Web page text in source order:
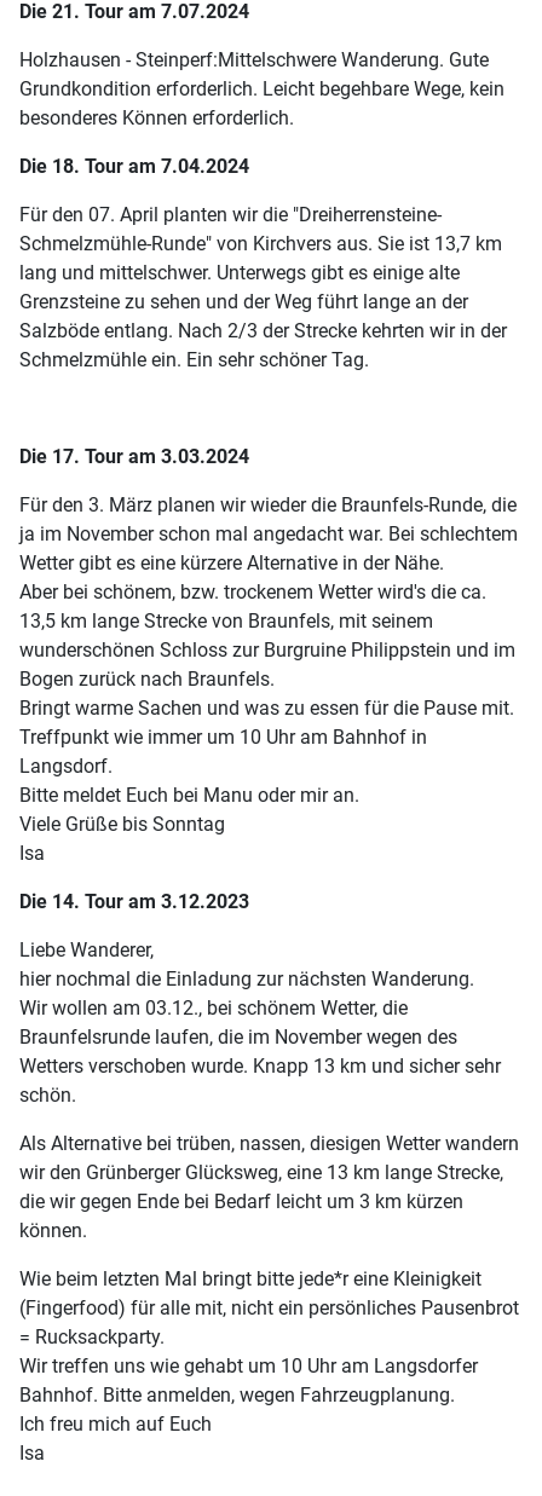
Die 21. Tour am 7.07.2024
Holzhausen - Steinperf:Mittelschwere Wanderung. Gute
Grundkondition erforderlich. Leicht begehbare Wege, kein
besonderes Können erforderlich.
Die 18. Tour am 7.04.2024
Für den 07. April planten wir die "Dreiherrensteine-
Schmelzmühle-Runde" von Kirchvers aus. Sie ist 13,7 km
lang und mittelschwer. Unterwegs gibt es einige alte
Grenzsteine zu sehen und der Weg führt lange an der
Salzböde entlang. Nach 2/3 der Strecke kehrten wir in der
Schmelzmühle ein. Ein sehr schöner Tag.
Die 17. Tour am 3.03.2024
Für den 3. März planen wir wieder die Braunfels-Runde, die
ja im November schon mal angedacht war. Bei schlechtem
Wetter gibt es eine kürzere Alternative in der Nähe.
Aber bei schönem, bzw. trockenem Wetter wird's die ca.
13,5 km lange Strecke von Braunfels, mit seinem
wunderschönen Schloss zur Burgruine Philippstein und im
Bogen zurück nach Braunfels.
Bringt warme Sachen und was zu essen für die Pause mit.
Treffpunkt wie immer um 10 Uhr am Bahnhof in
Langsdorf.
Bitte meldet Euch bei Manu oder mir an.
Viele Grüße bis Sonntag
Isa
Die 14. Tour am 3.12.2023
Liebe Wanderer,
hier nochmal die Einladung zur nächsten Wanderung.
Wir wollen am 03.12., bei schönem Wetter, die
Braunfelsrunde laufen, die im November wegen des
Wetters verschoben wurde. Knapp 13 km und sicher sehr
schön.
Als Alternative bei trüben, nassen, diesigen Wetter wandern
wir den Grünberger Glücksweg, eine 13 km lange Strecke,
die wir gegen Ende bei Bedarf leicht um 3 km kürzen
können.
Wie beim letzten Mal bringt bitte jede*r eine Kleinigkeit
(Fingerfood) für alle mit, nicht ein persönliches Pausenbrot
= Rucksackparty.
Wir treffen uns wie gehabt um 10 Uhr am Langsdorfer
Bahnhof. Bitte anmelden, wegen Fahrzeugplanung.
Ich freu mich auf Euch
Isa